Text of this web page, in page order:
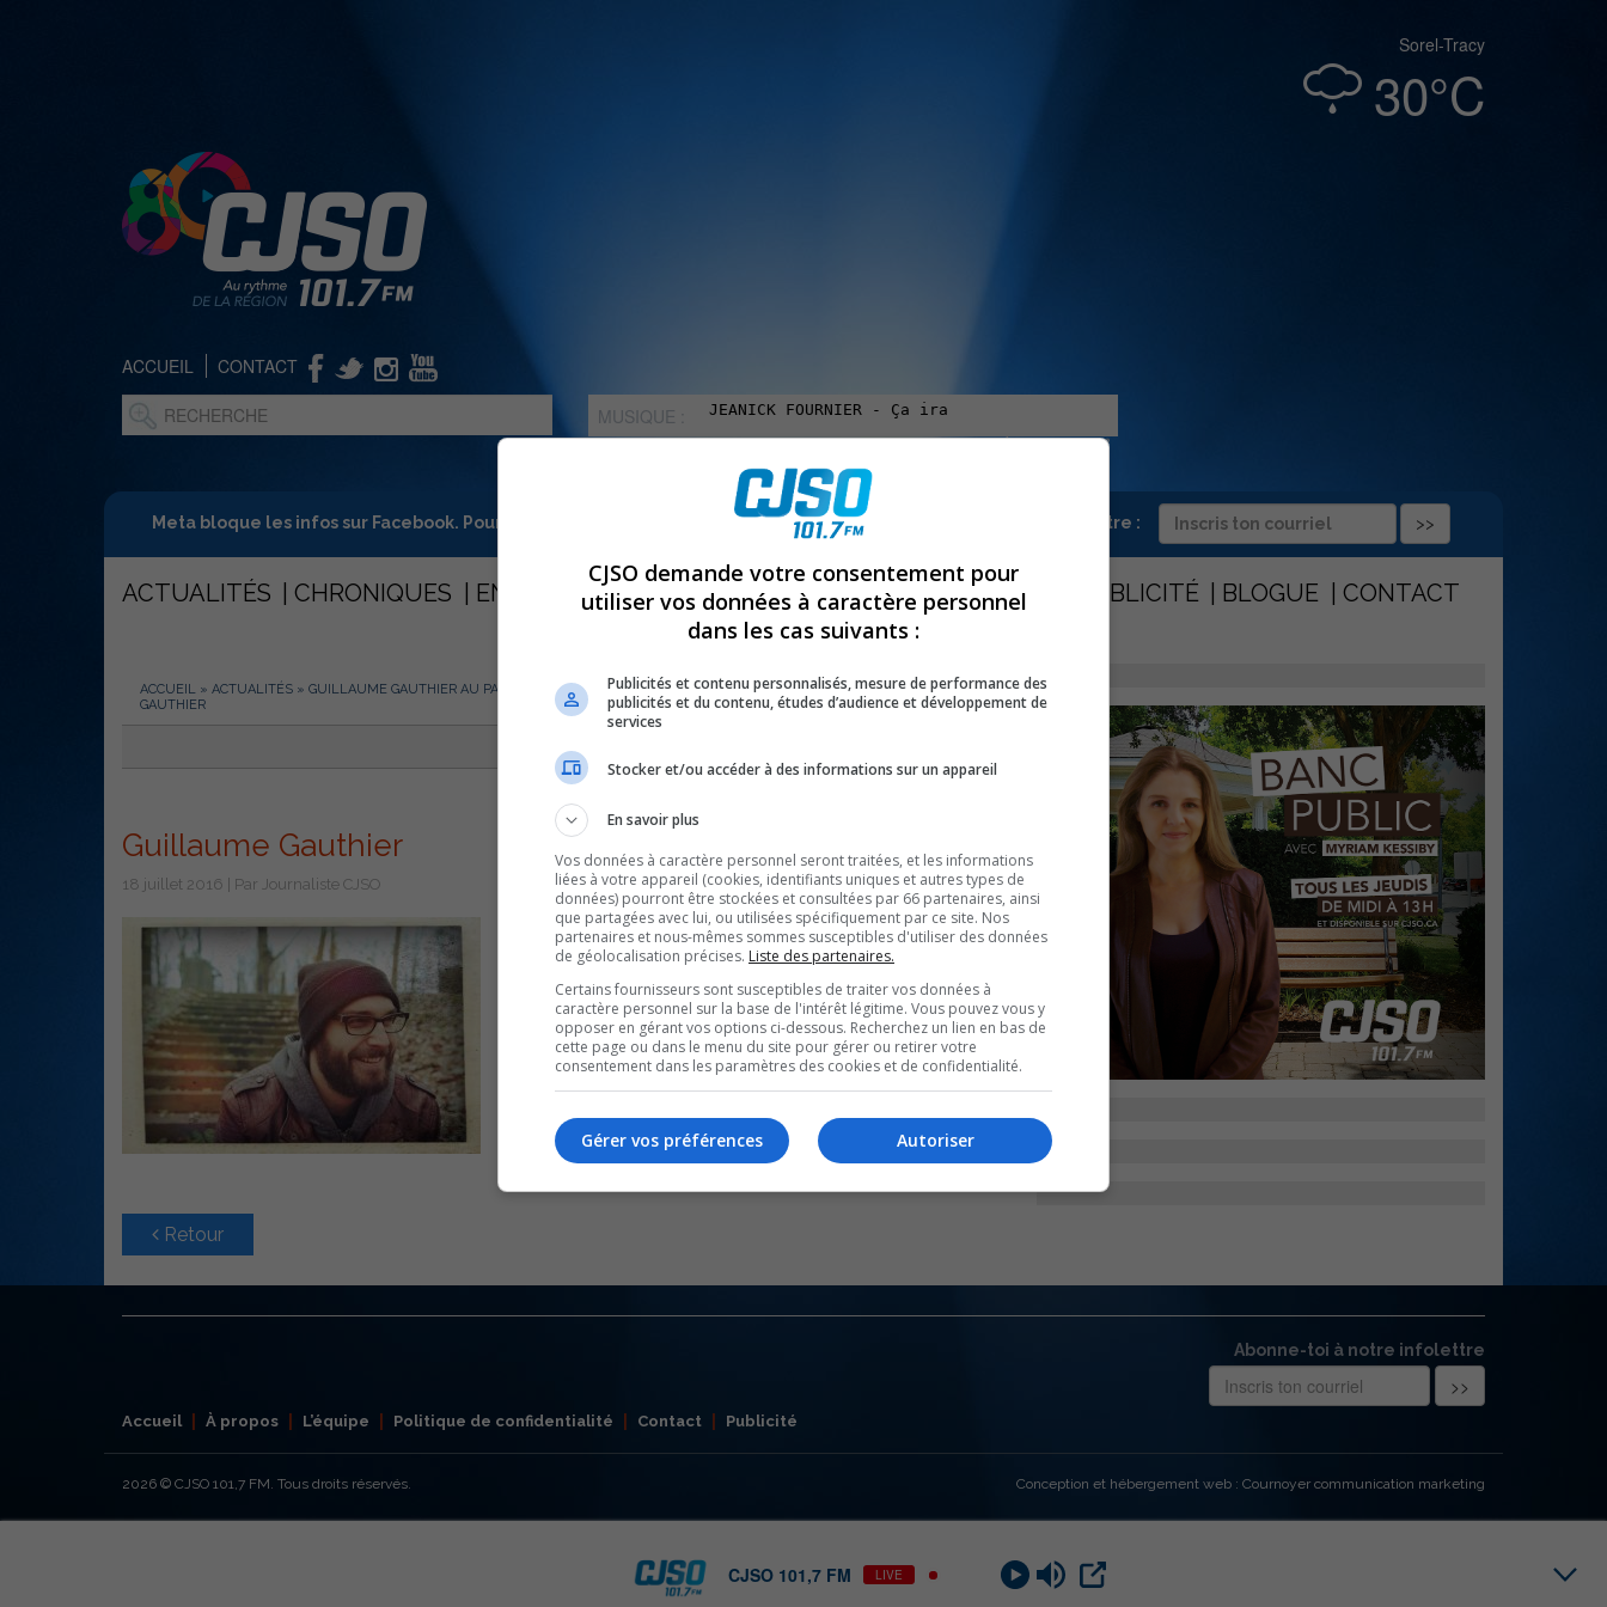
Sorel-Tracy
30°C
ACCUEIL CONTACT
MUSIQUE :
Meta bloque les infos sur Facebook. Pour ne rien manquer à Sorel-Tracy et la région, abonne-toi à notre infolettre :
ACTUALITÉS CHRONIQUES ENTREVUES OPINION ÉMISSIONS CONCOURS PUBLICITÉ BLOGUE CONTACT
ACCUEIL » ACTUALITÉS » GUILLAUME GAUTHIER AU PARC DES VOILIERS DANS LE CADRE DES SOIRÉES MUSICALES»GUILLAUME
GAUTHIER
Guillaume Gauthier
18 juillet 2016 | Par Journaliste CJSO
Retour
Abonne-toi à notre infolettre
Accueil À propos L’équipe Politique de confidentialité Contact Publicité
2026 © CJSO 101,7 FM. Tous droits réservés. Conception et hébergement web : Cournoyer communication marketing
CJSO 101,7 FM LIVE
CJSO demande votre consentement pour
utiliser vos données à caractère personnel
dans les cas suivants :
Publicités et contenu personnalisés, mesure de performance des
publicités et du contenu, études d’audience et développement de
services
Stocker et/ou accéder à des informations sur un appareil
En savoir plus
Vos données à caractère personnel seront traitées, et les informations
liées à votre appareil (cookies, identifiants uniques et autres types de
données) pourront être stockées et consultées par 66 partenaires, ainsi
que partagées avec lui, ou utilisées spécifiquement par ce site. Nos
partenaires et nous-mêmes sommes susceptibles d'utiliser des données
de géolocalisation précises. Liste des partenaires.
Certains fournisseurs sont susceptibles de traiter vos données à
caractère personnel sur la base de l'intérêt légitime. Vous pouvez vous y
opposer en gérant vos options ci-dessous. Recherchez un lien en bas de
cette page ou dans le menu du site pour gérer ou retirer votre
consentement dans les paramètres des cookies et de confidentialité.
Autoriser
Gérer vos préférences